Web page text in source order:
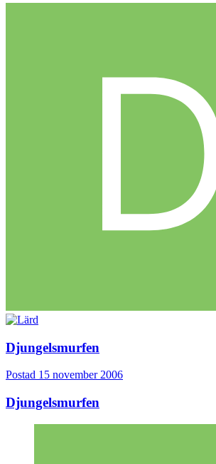
Djungelsmurfen
Postad 15 november 2006
Djungelsmurfen